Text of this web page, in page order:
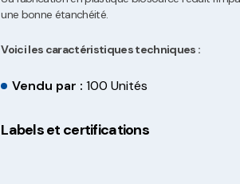
une bonne étanchéité.
Voici les caractéristiques techniques :
Vendu par :100 Unités
Labels et certifications